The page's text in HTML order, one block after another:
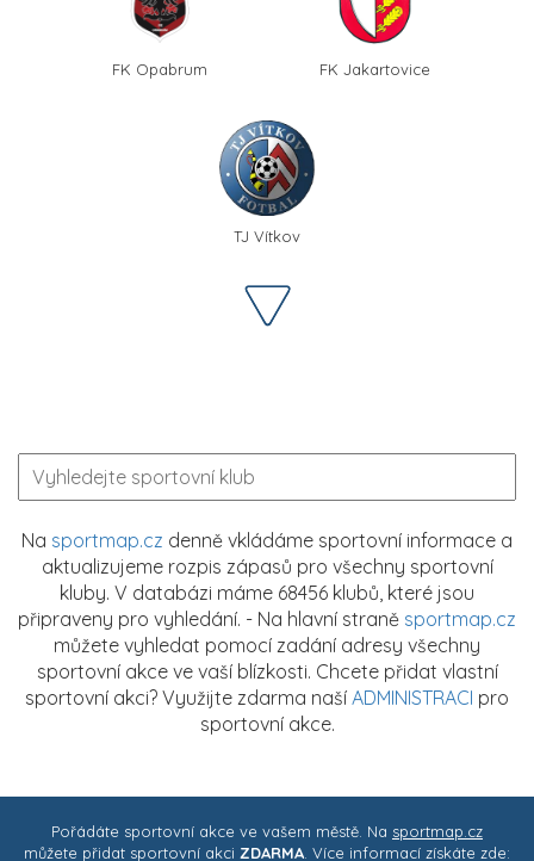
FK Opabrum FK Jakartovice
TJ Vítkov
Na sportmap.cz denně vkládáme sportovní informace a
aktualizujeme rozpis zápasů pro všechny sportovní
kluby. V databázi máme 68456 klubů, které jsou
připraveny pro vyhledání. - Na hlavní straně sportmap.cz
můžete vyhledat pomocí zadání adresy všechny
sportovní akce ve vaší blízkosti. Chcete přidat vlastní
sportovní akci? Využijte zdarma naší ADMINISTRACI pro
sportovní akce.
Pořádáte sportovní akce ve vašem městě. Na sportmap.cz
můžete přidat sportovní akci ZDARMA . Více informací získáte zde: